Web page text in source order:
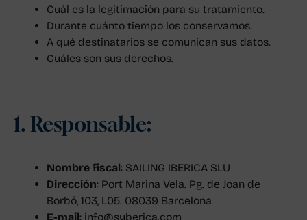
Cuál es la legitimación para su tratamiento.
Durante cuánto tiempo los conservamos.
A qué destinatarios se comunican sus datos.
Cuáles son sus derechos.
1. Responsable:
Nombre fiscal: SAILING IBERICA SLU
Dirección: Port Marina Vela. Pg. de Joan de
Borbó, 103, L05. 08039 Barcelona
E-mail: info@syberica.com